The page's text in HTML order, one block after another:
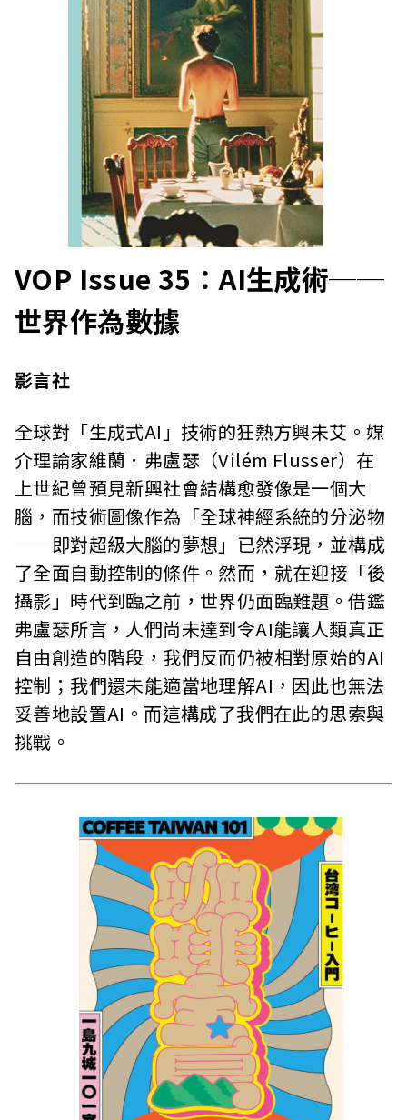
VOP Issue 35：AI生成術──
世界作為數據
影言社
全球對「生成式AI」技術的狂熱方興未艾。媒
介理論家維蘭．弗盧瑟（Vilém Flusser）在
上世紀曾預見新興社會結構愈發像是一個大
腦，而技術圖像作為「全球神經系統的分泌物
──即對超級大腦的夢想」已然浮現，並構成
了全面自動控制的條件。然而，就在迎接「後
攝影」時代到臨之前，世界仍面臨難題。借鑑
弗盧瑟所言，人們尚未達到令AI能讓人類真正
自由創造的階段，我們反而仍被相對原始的AI
控制；我們還未能適當地理解AI，因此也無法
妥善地設置AI。而這構成了我們在此的思索與
挑戰。